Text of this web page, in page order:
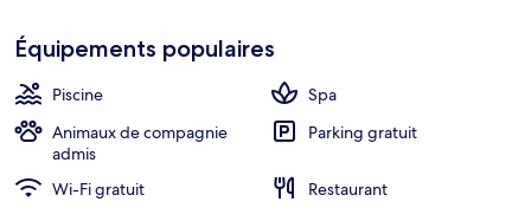
Équipements populaires
Piscine
Spa
Animaux de compagnie
admis
Parking gratuit
Wi-Fi gratuit
Restaurant